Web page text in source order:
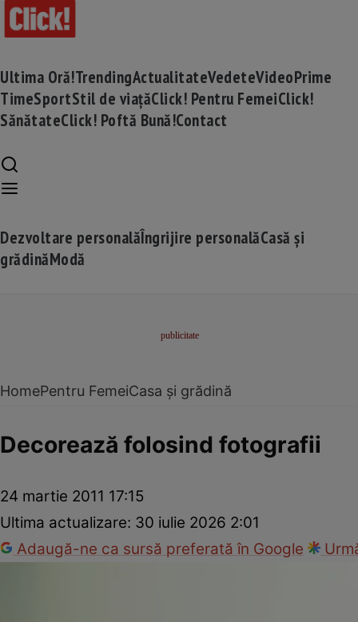
Ultima Oră!TrendingActualitateVedeteVideoPrime
TimeSportStil de viațăClick! Pentru FemeiClick!
SănătateClick! Poftă Bună!Contact
Dezvoltare personalăÎngrijire personalăCasă și
grădinăModă
HomePentru FemeiCasa și grădină
Decorează folosind fotografii
24 martie 2011 17:15
Ultima actualizare: 30 iulie 2026 2:01
Adaugă-ne ca sursă preferată în Google